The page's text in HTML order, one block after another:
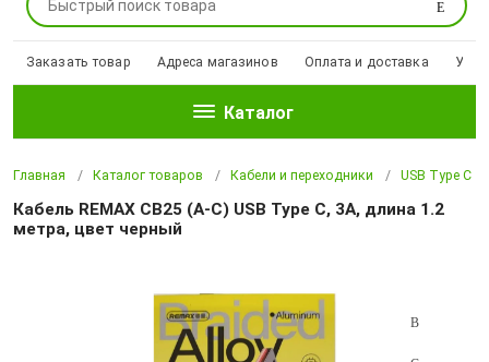
Поиск
Заказать товар Адреса магазинов Оплата и доставка
Каталог
Главная Каталог товаров Кабели и переходники USB Type С
Кабель REMAX CB25 (A-C) USB Type C, 3A, длина 1.2
метра, цвет черный